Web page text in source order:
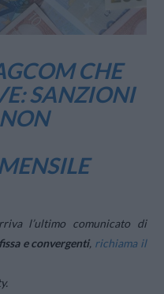
CHE
SANZIONI
l’ultimo comunicato di
e convergenti, richiama il